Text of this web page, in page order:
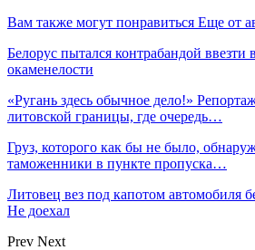
Вам также могут понравиться Еще от
Белорус пытался контрабандой
окаменелости
«Ругань здесь обычное дело!»
литовской границы, где очередь…
Груз, которого как бы не было,
таможенники в пункте пропуска…
Литовец вез под капотом автомобиля
Не доехал
Prev Next